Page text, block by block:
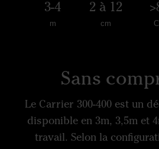
3-4
m
2 à 12
cm
Sans
Le Carrier 300-400 est un
disponible en 3m, 3,5m et
travail. Selon la